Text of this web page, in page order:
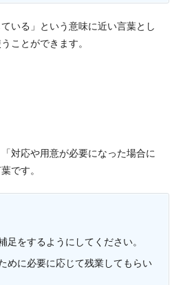
いる」という意味に近い言葉とし
ことができます。
「対応や用意が必要になった場合に
です。
足をするようにしてください。
めに必要に応じて残業してもらい